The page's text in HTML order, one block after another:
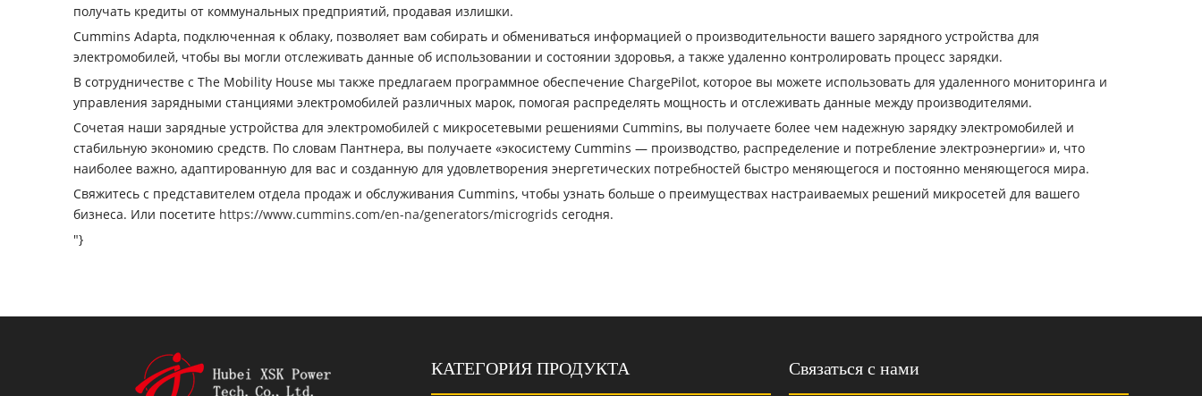
получать кредиты от коммунальных предприятий, продавая излишки.
Cummins Adapta, подключенная к облаку, позволяет вам собирать и обмениваться информацией о производительности вашего зарядного устройства для
электромобилей, чтобы вы могли отслеживать данные об использовании и состоянии здоровья, а также удаленно контролировать процесс зарядки.
В сотрудничестве с The Mobility House мы также предлагаем программное обеспечение ChargePilot, которое вы можете использовать для удаленного мониторинга и
управления зарядными станциями электромобилей различных марок, помогая распределять мощность и отслеживать данные между производителями.
Сочетая наши зарядные устройства для электромобилей с микросетевыми решениями Cummins, вы получаете более чем надежную зарядку электромобилей и
стабильную экономию средств. По словам Пантнера, вы получаете «экосистему Cummins — производство, распределение и потребление электроэнергии» и, что
наиболее важно, адаптированную для вас и созданную для удовлетворения энергетических потребностей быстро меняющегося и постоянно меняющегося мира.
Свяжитесь с представителем отдела продаж и обслуживания Cummins, чтобы узнать больше о преимуществах настраиваемых решений микросетей для вашего
бизнеса. Или посетите https://www.cummins.com/en-na/generators/microgrids сегодня.
"}
КАТЕГОРИЯ ПРОДУКТА Связаться с нами